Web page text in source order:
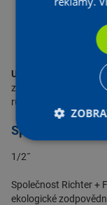
IVAR.VARIA
Upozornění:
Boční
zákaz manipulace s
ručním uzávěrem.
Specifikace:
1/2˝
Společnost Richter +
ekologické